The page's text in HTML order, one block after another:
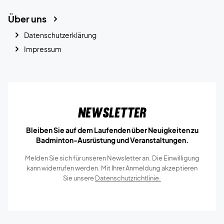
Über uns
Datenschutzerklärung
Impressum
Newsletter
Bleiben Sie auf dem Laufenden über Neuigkeiten zu
Badminton-Ausrüstung und Veranstaltungen.
Melden Sie sich für unseren Newsletter an. Die Einwilligung
kann widerrufen werden. Mit Ihrer Anmeldung akzeptieren
Sie unsereDatenschutzrichtlinie.